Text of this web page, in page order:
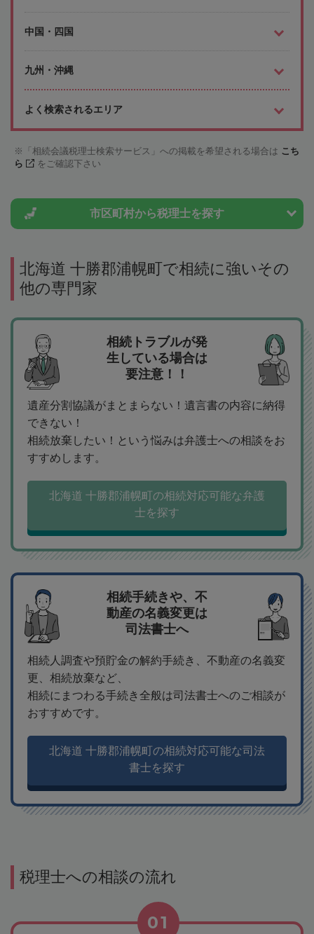
中国・四国
九州・沖縄
よく検索されるエリア
「相続会議税理士検索サービス」への掲載を希望される場合は こち
ら
をご確認下さい
市区町村から税理士を探す
北海道 十勝郡浦幌町で相続に強いその
他の専門家
相続トラブルが発
生している場合は
要注意！！
遺産分割協議がまとまらない！遺言書の内容に納得
できない！
相続放棄したい！という悩みは弁護士への相談をお
すすめします。
北海道 十勝郡浦幌町の相続対応可能な弁護
士を探す
相続手続きや、不
動産の名義変更は
司法書士へ
相続人調査や預貯金の解約手続き、不動産の名義変
更、相続放棄など、
相続にまつわる手続き全般は司法書士へのご相談が
おすすめです。
北海道 十勝郡浦幌町の相続対応可能な司法
書士を探す
税理士への相談の流れ
01